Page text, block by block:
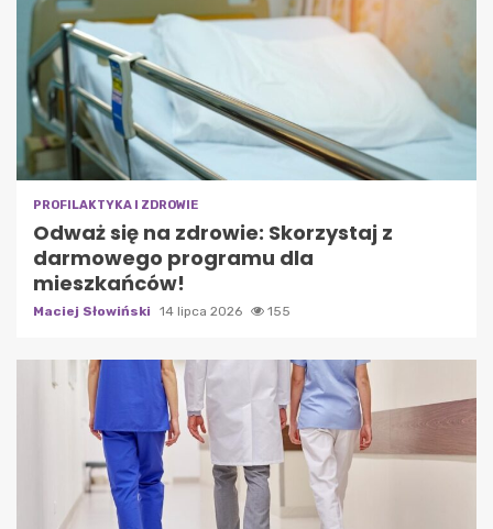
PROFILAKTYKA I ZDROWIE
Odważ się na zdrowie: Skorzystaj z
darmowego programu dla
mieszkańców!
Maciej Słowiński 14 lipca 2026 155